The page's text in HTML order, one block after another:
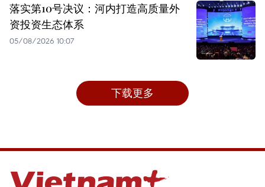
落实第10号决议：河内打造高质量外
资投资生态体系
05/08/2026 10:07
下载更多